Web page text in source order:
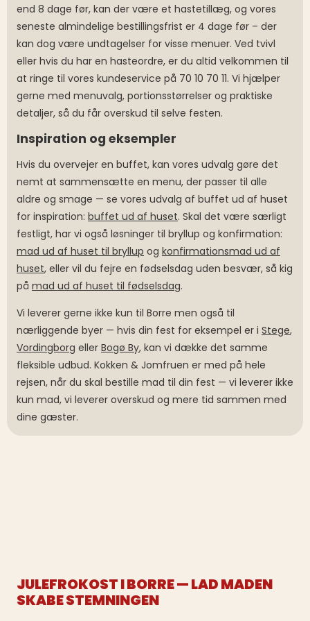
end 8 dage før, kan der være et hastetillæg, og vores
seneste almindelige bestillingsfrist er 4 dage før – der
kan dog være undtagelser for visse menuer. Ved tvivl
eller hvis du har en hasteordre, er du altid velkommen til
at ringe til vores kundeservice på 70 10 70 11. Vi hjælper
gerne med menuvalg, portionsstørrelser og praktiske
detaljer, så du får overskud til selve festen.
Inspiration og eksempler
Hvis du overvejer en buffet, kan vores udvalg gøre det
nemt at sammensætte en menu, der passer til alle
aldre og smage — se vores udvalg af buffet ud af huset
for inspiration: buffet ud af huset. Skal det være særligt
festligt, har vi også løsninger til bryllup og konfirmation:
mad ud af huset til bryllup og konfirmationsmad ud af
huset, eller vil du fejre en fødselsdag uden besvær, så kig
på mad ud af huset til fødselsdag.
Vi leverer gerne ikke kun til Borre men også til
nærliggende byer — hvis din fest for eksempel er i Stege,
Vordingborg eller Bogø By, kan vi dække det samme
fleksible udbud. Kokken & Jomfruen er med på hele
rejsen, når du skal bestille mad til din fest — vi leverer ikke
kun mad, vi leverer overskud og mere tid sammen med
dine gæster.
JULEFROKOST I BORRE — LAD MADEN
SKABE STEMNINGEN